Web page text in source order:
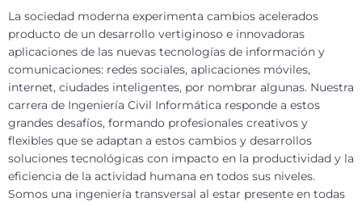
La sociedad moderna experimenta cambios acelerados
producto de un desarrollo vertiginoso e innovadoras
aplicaciones de las nuevas tecnologías de información y
comunicaciones: redes sociales, aplicaciones móviles,
internet, ciudades inteligentes, por nombrar algunas. Nuestra
carrera de Ingeniería Civil Informática responde a estos
grandes desafíos, formando profesionales creativos y
flexibles que se adaptan a estos cambios y desarrollos
soluciones tecnológicas con impacto en la productividad y la
eficiencia de la actividad humana en todos sus niveles.
Somos una ingeniería transversal al estar presente en todas